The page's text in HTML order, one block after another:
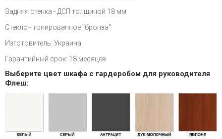
Задняя стенка - ДСП толщиной 18 мм
Стекло - тонированное "бронза"
Изготовитель: Украина
Гарантийный срок: 18 месяцев
Выберите цвет шкафа с гардеробом для руководителя
Флеш: